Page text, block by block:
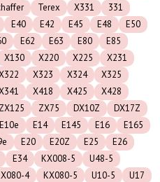
Terex X331
331
E40 E42 E45 E48
E50
E62 E63 E80
E85
X130 X220 X225
X231
X323 X324
X325
X418 X425
X428
ZX125 ZX75 DX10Z
DX17Z
E10e E14 E145 E16
E165
E20 E20Z E25
E26
E34 KX008-5
U48-5
4 KX080-5 U10-5
U17